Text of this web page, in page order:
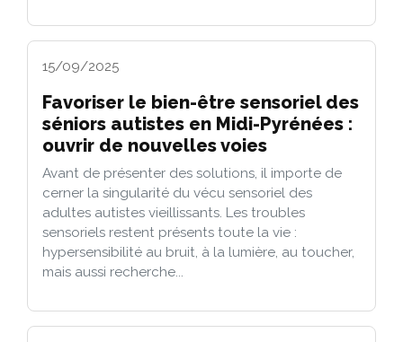
15/09/2025
Favoriser le bien-être sensoriel des
séniors autistes en Midi-Pyrénées :
ouvrir de nouvelles voies
Avant de présenter des solutions, il importe de
cerner la singularité du vécu sensoriel des
adultes autistes vieillissants. Les troubles
sensoriels restent présents toute la vie :
hypersensibilité au bruit, à la lumière, au toucher,
mais aussi recherche...